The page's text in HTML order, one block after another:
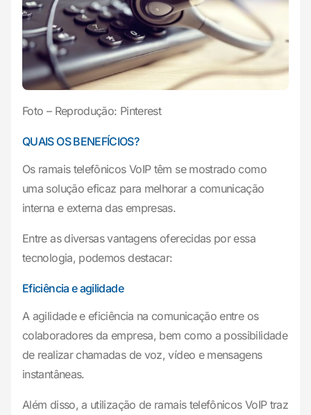
Foto – Reprodução: Pinterest
QUAIS OS BENEFÍCIOS?
Os ramais telefônicos VoIP têm se mostrado como
uma solução eficaz para melhorar a comunicação
interna e externa das empresas.
Entre as diversas vantagens oferecidas por essa
tecnologia, podemos destacar:
Eficiência e agilidade
A agilidade e eficiência na comunicação entre os
colaboradores da empresa, bem como a possibilidade
de realizar chamadas de voz, vídeo e mensagens
instantâneas.
Além disso, a utilização de ramais telefônicos VoIP traz